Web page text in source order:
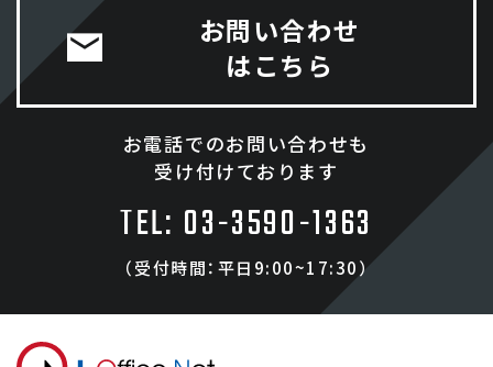
お問い合わせ
はこちら
お電話でのお問い合わせも
受け付けております
TEL: 03-3590-1363
（受付時間：平日9:00~17:30）